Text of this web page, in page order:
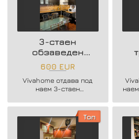
3-стаен
обзаведен
апартамент до
Медицинцски
Университет
600 EUR
Vivahome отдава под
наем 3-стаен
Меидицнкси
Университет. Топ